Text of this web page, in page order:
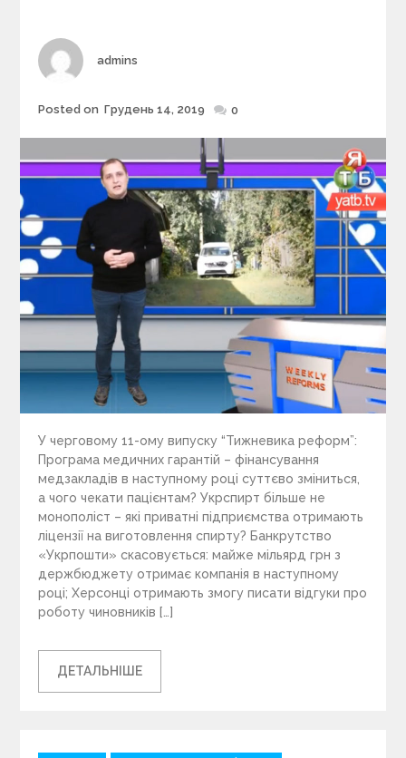
i
e
Author
admins
Posted
Posted on Грудень 14, 2019 0
У черговому 11-ому випуску “Тижневика реформ”:
Програма медичних гарантій – фінансування
медзакладів в наступному році суттєво зміниться,
а чого чекати пацієнтам? Укрспирт більше не
монополіст – які приватні підприємства отримають
ліцензії на виготовлення спирту? Банкрутство
«Укрпошти» скасовується: майже мільярд грн з
держбюджету отримає компанія в наступному
році; Херсонці отримають змогу писати відгуки про
роботу чиновників […]
ДЕТАЛЬНІШЕ